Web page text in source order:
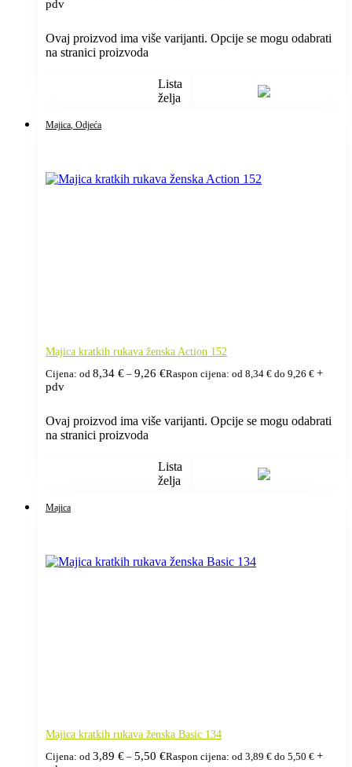
pdv
Ovaj proizvod ima više varijanti. Opcije se mogu odabrati
na stranici proizvoda
Lista
želja
Majica, Odjeća
Majica kratkih rukava ženska Action 152
Cijena: od 8,34 € – 9,26 €Raspon cijena: od 8,34 € do 9,26 € +
pdv
Ovaj proizvod ima više varijanti. Opcije se mogu odabrati
na stranici proizvoda
Lista
želja
Majica
Majica kratkih rukava ženska Basic 134
Cijena: od 3,89 € – 5,50 €Raspon cijena: od 3,89 € do 5,50 € +